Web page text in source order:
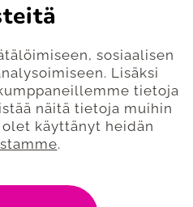
sosiaalisen
Lisäksi
tietoja
näitä tietoja muihin
käyttänyt heidän
.
emmekä
kuten parhaaksi
kasvaa."
töihin!